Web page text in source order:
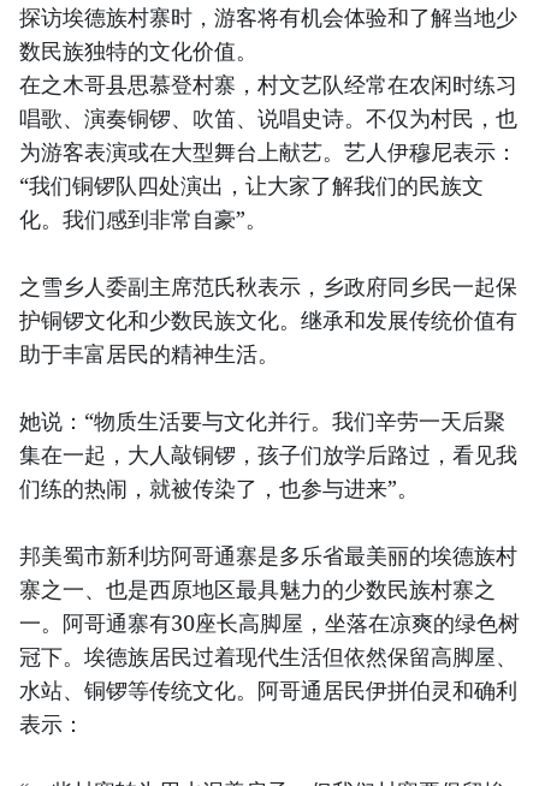
探访埃德族村寨时，游客将有机会体验和了解当地少
数民族独特的文化价值。
在之木哥县思慕登村寨，村文艺队经常在农闲时练习
唱歌、演奏铜锣、吹笛、说唱史诗。不仅为村民，也
为游客表演或在大型舞台上献艺。艺人伊穆尼表示：
“我们铜锣队四处演出，让大家了解我们的民族文
化。我们感到非常自豪”。
之雪乡人委副主席范氏秋表示，乡政府同乡民一起保
护铜锣文化和少数民族文化。继承和发展传统价值有
助于丰富居民的精神生活。
她说：“物质生活要与文化并行。我们辛劳一天后聚
集在一起，大人敲铜锣，孩子们放学后路过，看见我
们练的热闹，就被传染了，也参与进来”。
邦美蜀市新利坊阿哥通寨是多乐省最美丽的埃德族村
寨之一、也是西原地区最具魅力的少数民族村寨之
一。阿哥通寨有30座长高脚屋，坐落在凉爽的绿色树
冠下。埃德族居民过着现代生活但依然保留高脚屋、
水站、铜锣等传统文化。阿哥通居民伊拼伯灵和确利
表示：